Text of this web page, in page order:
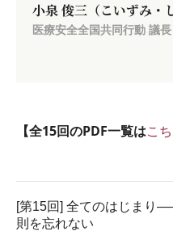
小泉 俊三（こいずみ・
医療安全全国共同行動 議長
【全15回のPDF一覧はこ
[第15回] 全てのはじまり
則を忘れない